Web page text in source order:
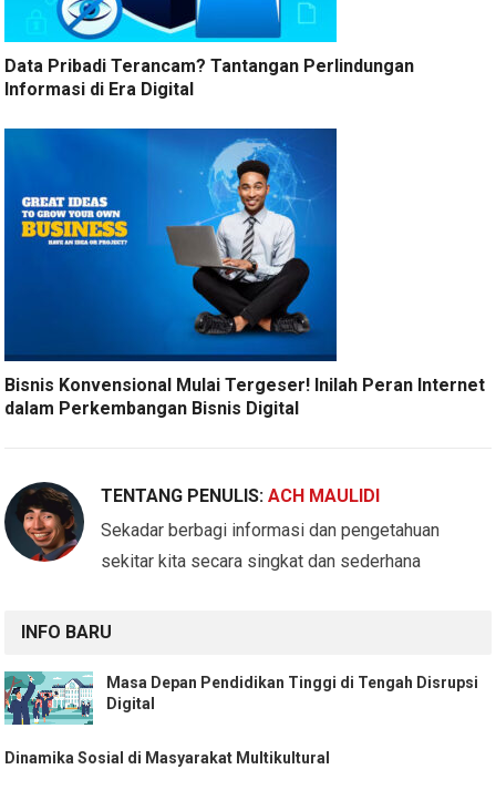
Data Pribadi Terancam? Tantangan Perlindungan
Informasi di Era Digital
Bisnis Konvensional Mulai Tergeser! Inilah Peran Internet
dalam Perkembangan Bisnis Digital
TENTANG PENULIS:ACH MAULIDI
Sekadar berbagi informasi dan pengetahuan
sekitar kita secara singkat dan sederhana
INFO BARU
Masa Depan Pendidikan Tinggi di Tengah Disrupsi
Digital
Dinamika Sosial di Masyarakat Multikultural